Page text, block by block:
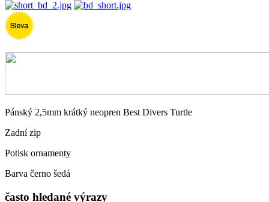
Pánský 2,5mm krátký neopren Best Divers Turtle
Zadní zip
Potisk ornamenty
Barva černo šedá
často hledané výrazy